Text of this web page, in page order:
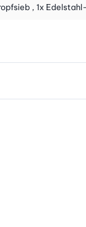
, 1x